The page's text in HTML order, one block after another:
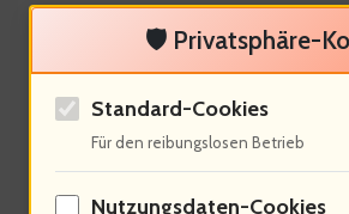
Ökonomische
Industrie
🛡️ Privatsphäre-
Standard-Cookies
Für den reibungslosen Betrieb
Nutzungsdaten-Cookies